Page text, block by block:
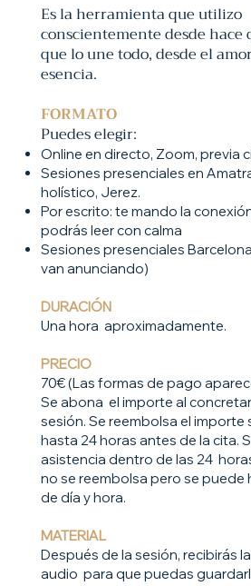
Es la herramienta que utilizo
conscientemente desde hace
que lo une todo, desde el
esencia.
FORMATO
Puedes elegir:
Online en directo, Zoom, previa
Sesiones presenciales en
holístico, Jerez.
Por escrito: te mando la
podrás leer con calma
Sesiones presenciales
van anunciando)
DURACIÓN
Una hora aproximadamente.
PRECIO
70€ (Las formas de pago
Se abona el importe al
sesión. Se reembolsa el importe
hasta 24 horas antes de la cita.
asistencia dentro de las 24
no se reembolsa pero se puede
de día y hora.
MATERIAL
Después de la sesión, recibirás
audio para que puedas